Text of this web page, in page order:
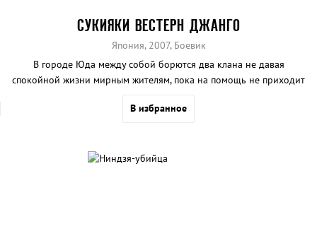
СУКИЯКИ ВЕСТЕРН ДЖАНГО
Япония, 2007, Боевик
В городе Юда между собой борются два клана не давая
спокойной жизни мирным жителям, пока на помощь не приходит
В избранное